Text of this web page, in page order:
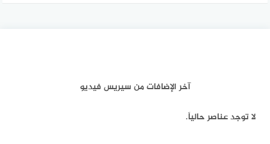
آخر الإضافات من سيريس فيديو
لا توجد عناصر حالياً.